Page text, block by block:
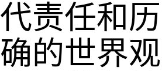
代责任和
确的世界